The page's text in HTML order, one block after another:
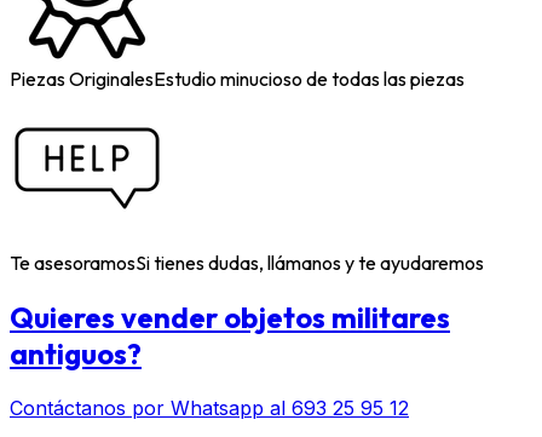
Piezas OriginalesEstudio minucioso de todas las piezas
Te asesoramosSi tienes dudas, llámanos y te ayudaremos
Quieres vender objetos militares
antiguos?
Contáctanos por Whatsapp al 693 25 95 12